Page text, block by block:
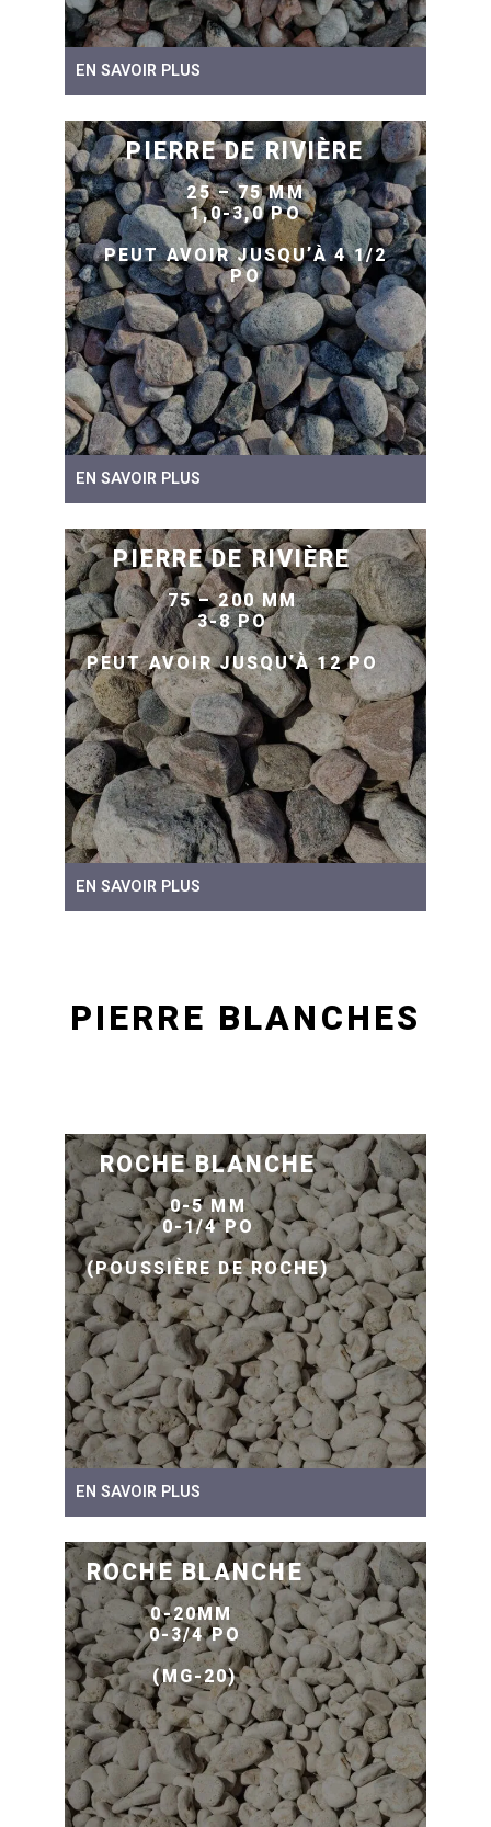
EN SAVOIR PLUS
PIERRE DE RIVIÈRE
25 – 75 MM
1,0-3,0 PO
PEUT AVOIR JUSQU’À 4 1/2
PO
EN SAVOIR PLUS
PIERRE DE RIVIÈRE
75 – 200 MM
3-8 PO
PEUT AVOIR JUSQU’À 12 PO
EN SAVOIR PLUS
PIERRE BLANCHES
ROCHE BLANCHE
0-5 MM
0-1/4 PO
(POUSSIÈRE DE ROCHE)
EN SAVOIR PLUS
ROCHE BLANCHE
0-20MM
0-3/4 PO
(MG-20)